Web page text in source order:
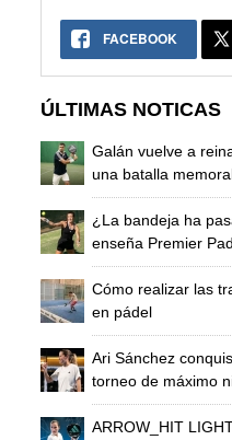
FACEBOOK
ÚLTIMAS NOTICAS
Galán vuelve a
una batalla
¿La bandeja ha
enseña Premier
Cómo realizar las
en pádel
Ari Sánchez
torneo de máximo
ARROW_HIT